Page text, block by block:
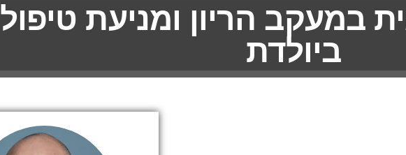
במעקב הריון ומניעת טיפול
ביולדת